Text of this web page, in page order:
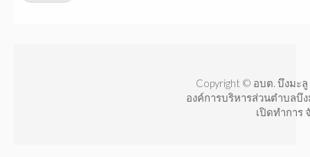
Copyright © อบต. บึงมะ
องค์การบริหารส่วนตำบลบึ